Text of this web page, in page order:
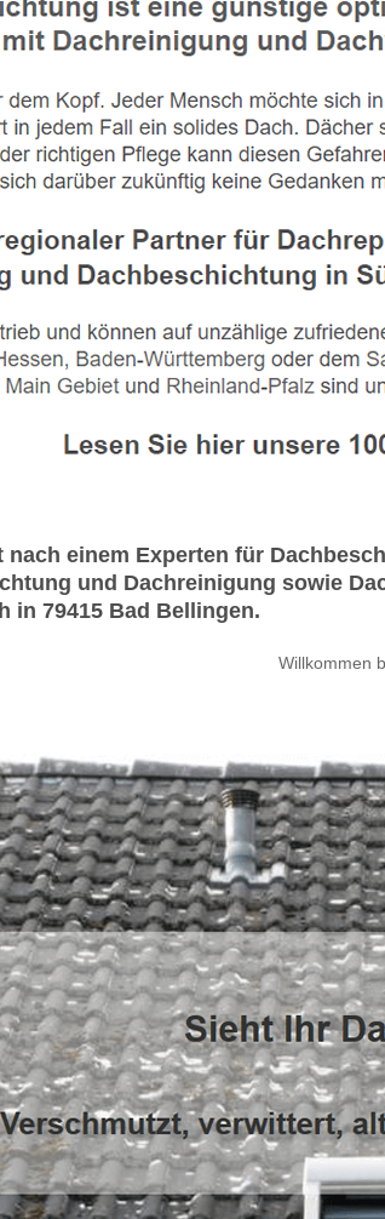
nach einem Experten für
und Dachreinigung sowie
in 79415 Bad Bellingen.
Willkommen